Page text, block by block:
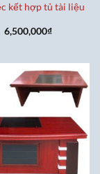
kết hợp tủ tài liệu
Giá
gốc
6,500,000₫Giá